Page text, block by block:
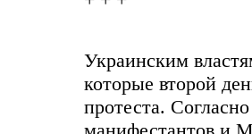
Украинским
которые второй
протеста.